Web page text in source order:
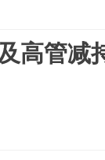
高管减